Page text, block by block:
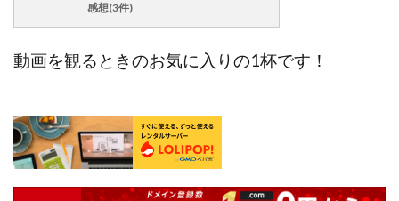
感想(3件)
動画を観るときのお気に入りの1杯です！